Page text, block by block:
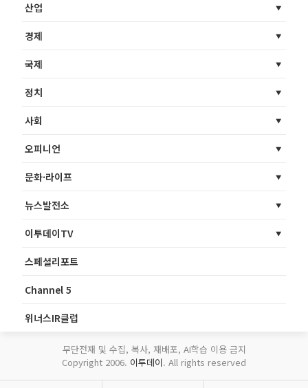
산업
경제
국제
정치
사회
오피니언
문화·라이프
뉴스발전소
이투데이TV
스페셜리포트
Channel 5
위너스IR클럽
무단전재 및 수집, 복사, 재배포, AI학습 이용 금지
Copyright 2006. 이투데이. All rights reserved